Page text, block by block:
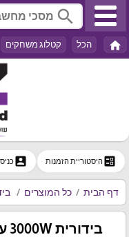
search
home הכל קטלוג משחקים
ballot היסטוריית הזמנות account_box
דף הבית כל המוצרים
בידורית 3000W עם 2 מיקרופונים אלחוטיים